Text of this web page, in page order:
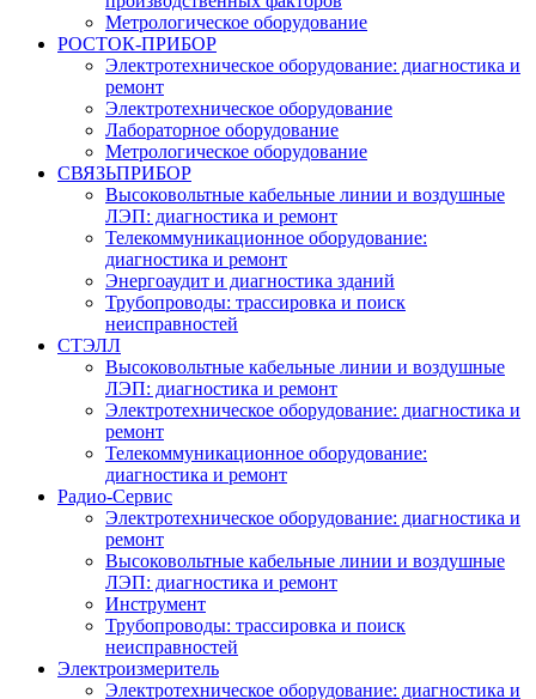
Метрологическое оборудование
РОСТОК-ПРИБОР
Электротехническое оборудование: диагностика и
ремонт
Электротехническое оборудование
Лабораторное оборудование
Метрологическое оборудование
СВЯЗЬПРИБОР
Высоковольтные кабельные линии и воздушные
ЛЭП: диагностика и ремонт
Телекоммуникационное оборудование:
диагностика и ремонт
Энергоаудит и диагностика зданий
Трубопроводы: трассировка и поиск
неисправностей
СТЭЛЛ
Высоковольтные кабельные линии и воздушные
ЛЭП: диагностика и ремонт
Электротехническое оборудование: диагностика и
ремонт
Телекоммуникационное оборудование:
диагностика и ремонт
Радио-Cервис
Электротехническое оборудование: диагностика и
ремонт
Высоковольтные кабельные линии и воздушные
ЛЭП: диагностика и ремонт
Инструмент
Трубопроводы: трассировка и поиск
неисправностей
Электроизмеритель
Электротехническое оборудование: диагностика и